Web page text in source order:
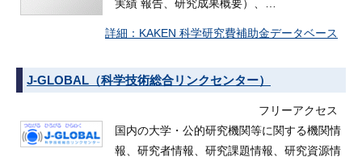
実績 報告、研究成果概要）、…
KAKEN 科学研究費補助金データベース
J-GLOBAL（科学技術総合リンクセンター）
フリーアクセス
国内の大学・公的研究機関等に関する機関情
報、研究者情報、研究課題情報、研究資源情